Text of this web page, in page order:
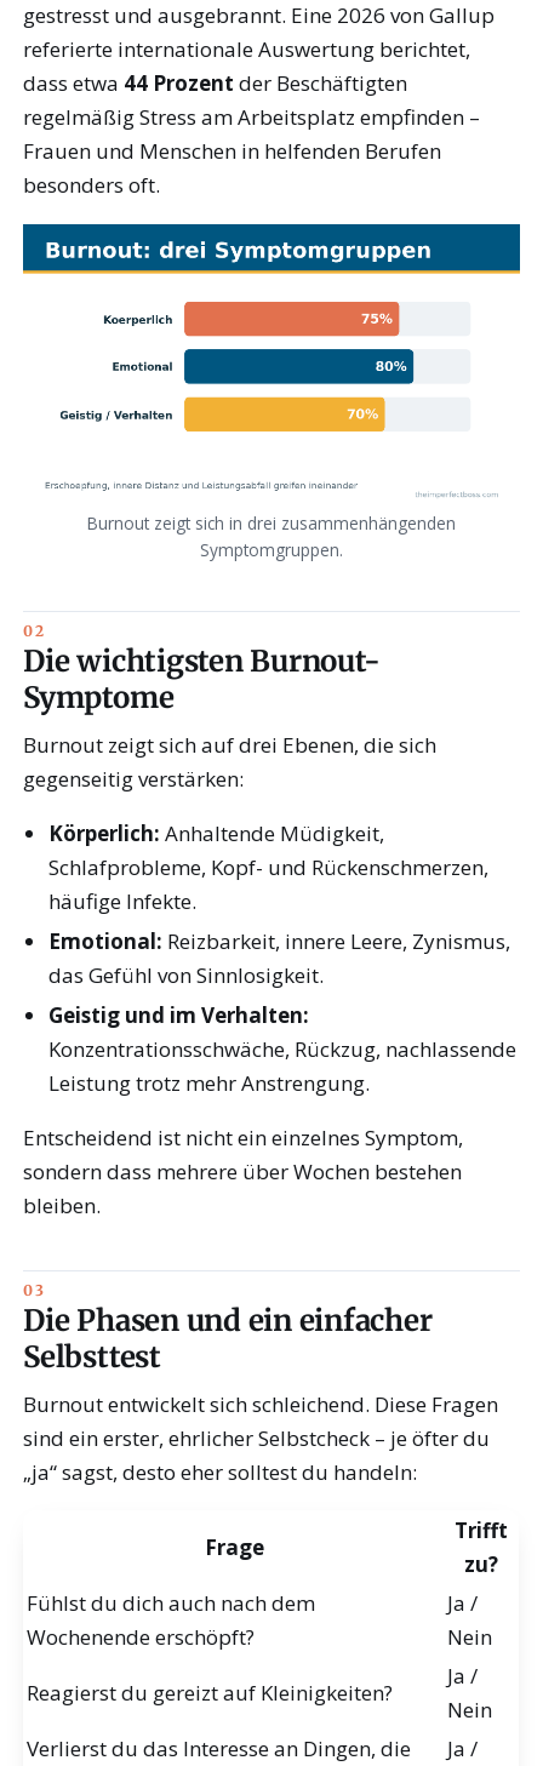
gestresst und ausgebrannt. Eine 2026 von Gallup
referierte internationale Auswertung berichtet,
dass etwa 44 Prozent der Beschäftigten
regelmäßig Stress am Arbeitsplatz empfinden –
Frauen und Menschen in helfenden Berufen
besonders oft.
Burnout zeigt sich in drei zusammenhängenden
Symptomgruppen.
Die wichtigsten Burnout-
Symptome
Burnout zeigt sich auf drei Ebenen, die sich
gegenseitig verstärken:
Körperlich: Anhaltende Müdigkeit,
Schlafprobleme, Kopf- und Rückenschmerzen,
häufige Infekte.
Emotional: Reizbarkeit, innere Leere, Zynismus,
das Gefühl von Sinnlosigkeit.
Geistig und im Verhalten:
Konzentrationsschwäche, Rückzug, nachlassende
Leistung trotz mehr Anstrengung.
Entscheidend ist nicht ein einzelnes Symptom,
sondern dass mehrere über Wochen bestehen
bleiben.
Die Phasen und ein einfacher
Selbsttest
Burnout entwickelt sich schleichend. Diese Fragen
sind ein erster, ehrlicher Selbstcheck – je öfter du
„ja“ sagst, desto eher solltest du handeln:
Frage
Trifft
zu?
Fühlst du dich auch nach dem
Wochenende erschöpft?
Ja /
Nein
Reagierst du gereizt auf Kleinigkeiten?
Ja /
Nein
Verlierst du das Interesse an Dingen, die
Ja /